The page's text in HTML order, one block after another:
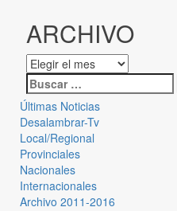
ARCHIVO
Últimas Noticias
Desalambrar-Tv
Local/Regional
Provinciales
Nacionales
Internacionales
Archivo 2011-2016